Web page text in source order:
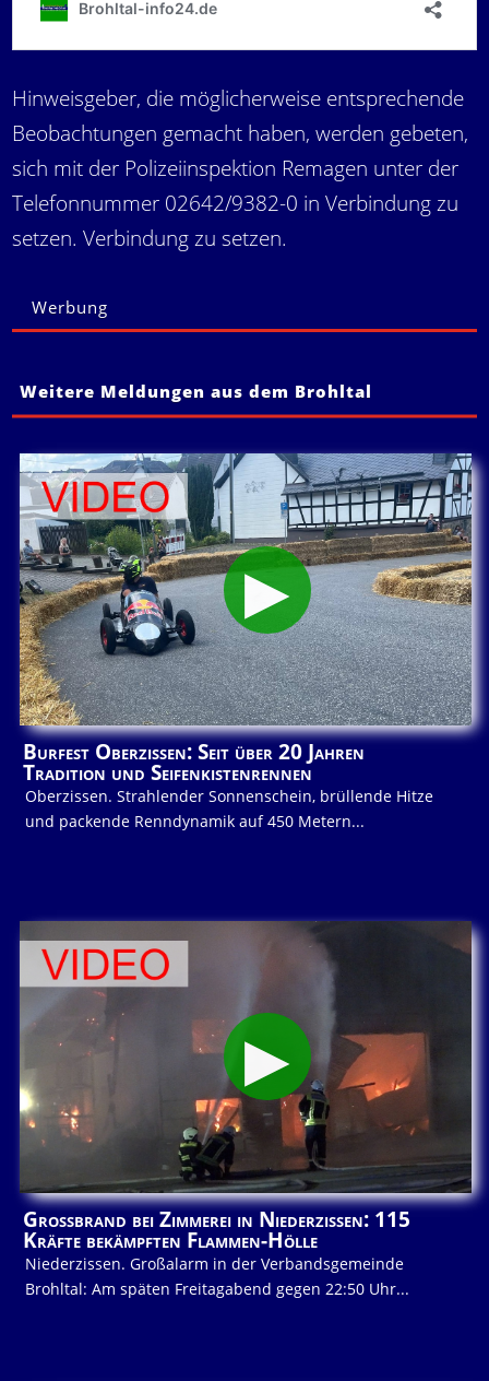
Hinweisgeber, die möglicherweise entsprechende
Beobachtungen gemacht haben, werden gebeten,
sich mit der Polizeiinspektion Remagen unter der
Telefonnummer 02642/9382-0 in Verbindung zu
setzen. Verbindung zu setzen.
Werbung
Weitere Meldungen aus dem Brohltal
Burfest Oberzissen: Seit über 20 Jahren
Tradition und Seifenkistenrennen
Oberzissen. Strahlender Sonnenschein, brüllende Hitze
und packende Renndynamik auf 450 Metern...
Großbrand bei Zimmerei in Niederzissen: 115
Kräfte bekämpften Flammen-Hölle
Niederzissen. Großalarm in der Verbandsgemeinde
Brohltal: Am späten Freitagabend gegen 22:50 Uhr...